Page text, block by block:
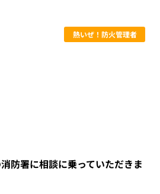
熱いぜ！防火管理者
防署に相談に乗っていただきま